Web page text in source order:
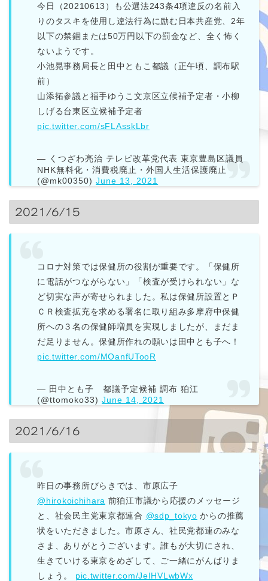
今日（20210613）も公選法243条4項違反の名前入
りのタスキを使用し違法行為に励む日本共産党、2年
以下の禁錮または50万円以下の罰金など、全く怖く
ないようです。
小池晃事務局長と田中ともこ都議（正午頃、調布駅
前）
山添拓参議と福手ゆうこ文京区立候補予定者・小柳
しげる台東区立候補予定者
pic.twitter.com/sFLAsskLbr
— くつざわ亮治 テレビ改革党代表 東京豊島区議員
NHK無料化・消費税廃止・外国人生活保護廃止
(@mk00350)June 13, 2021
2021/6/15
コロナ対策では保健所の役割が重要です。「保健所
に電話がつながらない」「検査が受けられない」な
ど切実な声が寄せられました。私は保健所設置とＰ
ＣＲ検査拡充を求める署名に取り組み多摩府中保健
所への３名の保健師増員を実現しましたが、まだま
だ足りません。保健所作れの願いは田中とも子へ！
pic.twitter.com/MOanfUTooR
— 田中とも子 都議予定候補 調布 狛江
(@ttomoko33)June 14, 2021
2021/6/16
昨日の事務所びらきでは、市原広子
@hirokoichihara 前狛江市議から応援のメッセージ
と、社会民主党東京都連合 @sdp_tokyo からの推薦
状をいただきました。市原さん、社民党都連のみな
さま、ありがとうございます。誰もが大切にされ、
生きていける東京をめざして、ご一緒にがんばりま
しょう。 pic.twitter.com/JeIHVLwbWx